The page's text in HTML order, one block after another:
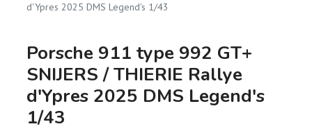
d'Ypres 2025 DMS Legend's 1/43
Porsche 911 type 992 GT+
SNIJERS / THIERIE Rallye
d'Ypres 2025 DMS Legend's
1/43